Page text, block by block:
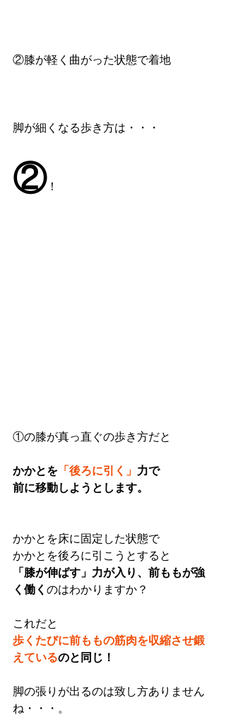
②膝が軽く曲がった状態で着地
脚が細くなる歩き方は・・・
② ！
①の膝が真っ直ぐの歩き方だと
かかとを 「後ろに引く」 力で
前に移動しようとします。
かかとを床に固定した状態で
かかとを後ろに引こうとすると
「膝が伸ばす」力が入り、前ももが強
く働く のはわかりますか？
これだと
歩くたびに前ももの筋肉を収縮させ鍛
えているのと同じ！
脚の張りが出るのは致し方ありません
ね・・・。